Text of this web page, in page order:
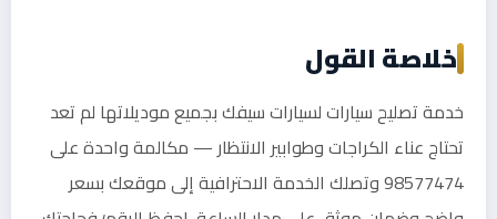
خلاصة القول
خدمة تصليح سيارات لسيارات سيفك بجميع موديلاتها لم تعد
تحتاج عناء الكراجات وطوابير الانتظار — مكالمة واحدة على
98577474 وتصلك الخدمة الاحترافية إلى موقعك بسعر